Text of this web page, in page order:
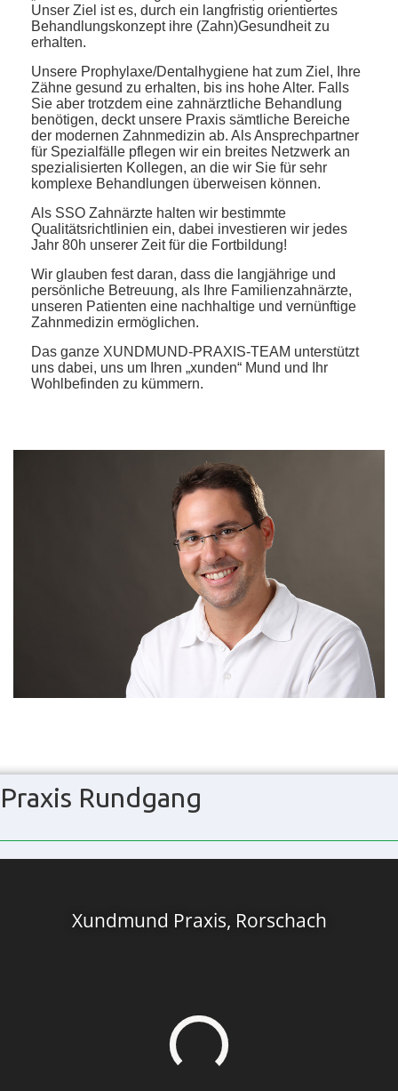
Unser Ziel ist es, durch ein langfristig orientiertes
Behandlungskonzept ihre (Zahn)Gesundheit zu
erhalten.
Unsere Prophylaxe/Dentalhygiene hat zum Ziel, Ihre
Zähne gesund zu erhalten, bis ins hohe Alter. Falls
Sie aber trotzdem eine zahnärztliche Behandlung
benötigen, deckt unsere Praxis sämtliche Bereiche
der modernen Zahnmedizin ab. Als Ansprechpartner
für Spezialfälle pflegen wir ein breites Netzwerk an
spezialisierten Kollegen, an die wir Sie für sehr
komplexe Behandlungen überweisen können.
Als SSO Zahnärzte halten wir bestimmte
Qualitätsrichtlinien ein, dabei investieren wir jedes
Jahr 80h unserer Zeit für die Fortbildung!
Wir glauben fest daran, dass die langjährige und
persönliche Betreuung, als Ihre Familienzahnärzte,
unseren Patienten eine nachhaltige und vernünftige
Zahnmedizin ermöglichen.
Das ganze XUNDMUND-PRAXIS-TEAM unterstützt
uns dabei, uns um Ihren „xunden“ Mund und Ihr
Wohlbefinden zu kümmern.
Praxis Rundgang